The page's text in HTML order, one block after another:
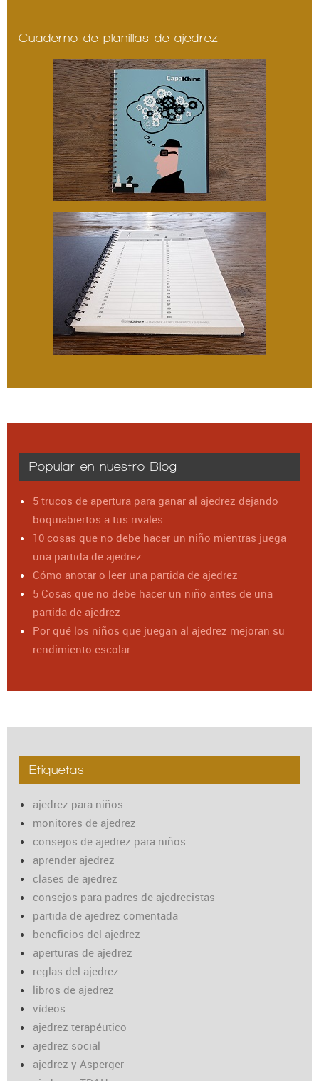
Cuaderno de planillas de ajedrez
Popular en nuestro Blog
5 trucos de apertura para ganar al ajedrez dejando
boquiabiertos a tus rivales
10 cosas que no debe hacer un niño mientras juega
una partida de ajedrez
Cómo anotar o leer una partida de ajedrez
5 Cosas que no debe hacer un niño antes de una
partida de ajedrez
Por qué los niños que juegan al ajedrez mejoran su
rendimiento escolar
Etiquetas
ajedrez para niños
monitores de ajedrez
consejos de ajedrez para niños
aprender ajedrez
clases de ajedrez
consejos para padres de ajedrecistas
partida de ajedrez comentada
beneficios del ajedrez
aperturas de ajedrez
reglas del ajedrez
libros de ajedrez
vídeos
ajedrez terapéutico
ajedrez social
ajedrez y Asperger